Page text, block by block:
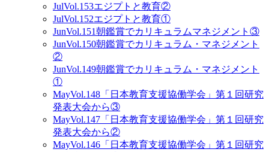
JulVol.153エジプトと教育②
JulVol.152エジプトと教育①
JunVol.151朝鑑賞でカリキュラムマネジメント③
JunVol.150朝鑑賞でカリキュラム・マネジメント
②
JunVol.149朝鑑賞でカリキュラム・マネジメント
①
MayVol.148 「日本教育支援協働学会」第１回研究
発表大会から③
MayVol.147 「日本教育支援協働学会」第１回研究
発表大会から②
MayVol.146 「日本教育支援協働学会」第１回研究